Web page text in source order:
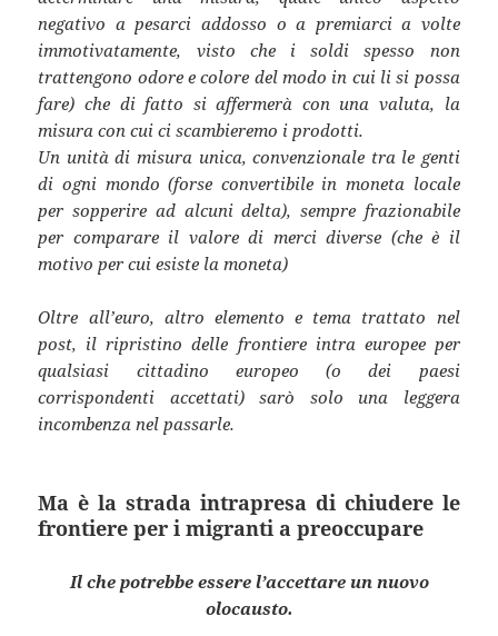
negativo a pesarci addosso o a premiarci a volte
immotivatamente, visto che i soldi spesso non
trattengono odore e colore del modo in cui li si possa
fare) che di fatto si affermerà con una valuta, la
misura con cui ci scambieremo i prodotti.
Un unità di misura unica, convenzionale tra le genti
di ogni mondo (forse convertibile in moneta locale
per sopperire ad alcuni delta), sempre frazionabile
per comparare il valore di merci diverse (che è il
motivo per cui esiste la moneta)
Oltre all’euro, altro elemento e tema trattato nel
post, il ripristino delle frontiere intra europee per
qualsiasi cittadino europeo (o dei paesi
corrispondenti accettati) sarò solo una leggera
incombenza nel passarle.
Ma è la strada intrapresa di chiudere le
frontiere per i migranti a preoccupare
Il che potrebbe essere l’accettare un nuovo
olocausto.